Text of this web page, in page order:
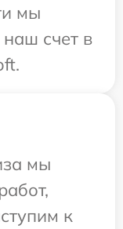
мы
счет в
мы
к